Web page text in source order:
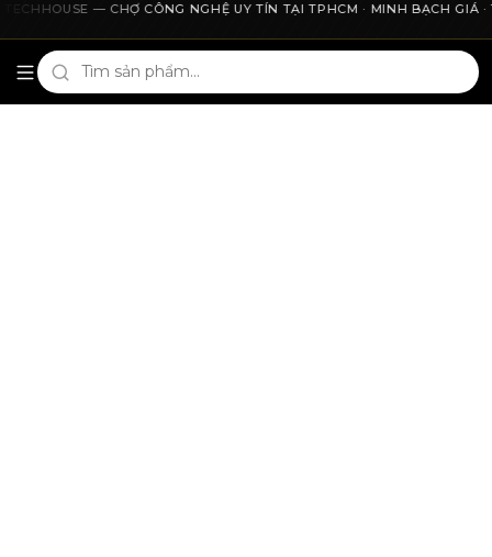
Cho2Tech và 2Techhouse — chợ công nghệ uy tín tại
— CHỢ CÔNG NGHỆ UY TÍN TẠI TPHCM · MINH BẠCH GIÁ ·